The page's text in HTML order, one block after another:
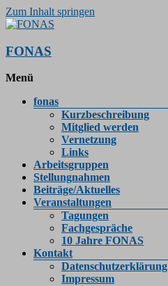
Zum Inhalt springen
FONAS
Menü
fonas
Kurzbeschreibung
Mitglied werden
Vernetzung
Links
Arbeitsgruppen
Stellungnahmen
Beiträge/Aktuelles
Veranstaltungen
Tagungen
Fachgespräche
10 Jahre FONAS
Kontakt
Datenschutzerklärung
Impressum